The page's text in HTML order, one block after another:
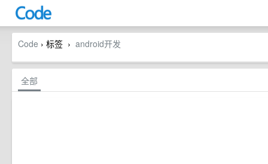
Code › 标签 › android开发
全部